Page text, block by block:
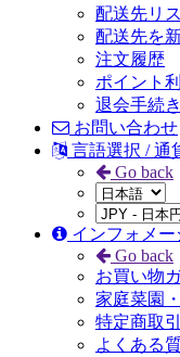
配送先リ
配送先を
注文履歴
ポイント
退会手続き
お問い合わせ
言語選択 / 通
Go back
インフォメー
Go back
お買い物
家庭菜園
特定商取
よくある